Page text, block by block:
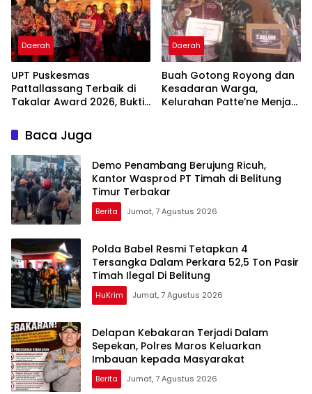
Daerah
UPT Puskesmas
Pattallassang Terbaik di
Takalar Award 2026, Bukti
Pelayanan Kesehatan
Berkualitas
Daerah
Buah Gotong Royong dan
Kesadaran Warga,
Kelurahan Patte’ne Menjadi
Baca Juga
Demo Penambang Berujung Ricuh,
Kantor Wasprod PT Timah di Belitung
Timur Terbakar
Berita Jumat, 7 Agustus 2026
Polda Babel Resmi Tetapkan 4
Tersangka Dalam Perkara 52,5 Ton Pasir
Timah Ilegal Di Belitung
HuKrim Jumat, 7 Agustus 2026
Delapan Kebakaran Terjadi Dalam
Sepekan, Polres Maros Keluarkan
Imbauan kepada Masyarakat
Berita Jumat, 7 Agustus 2026